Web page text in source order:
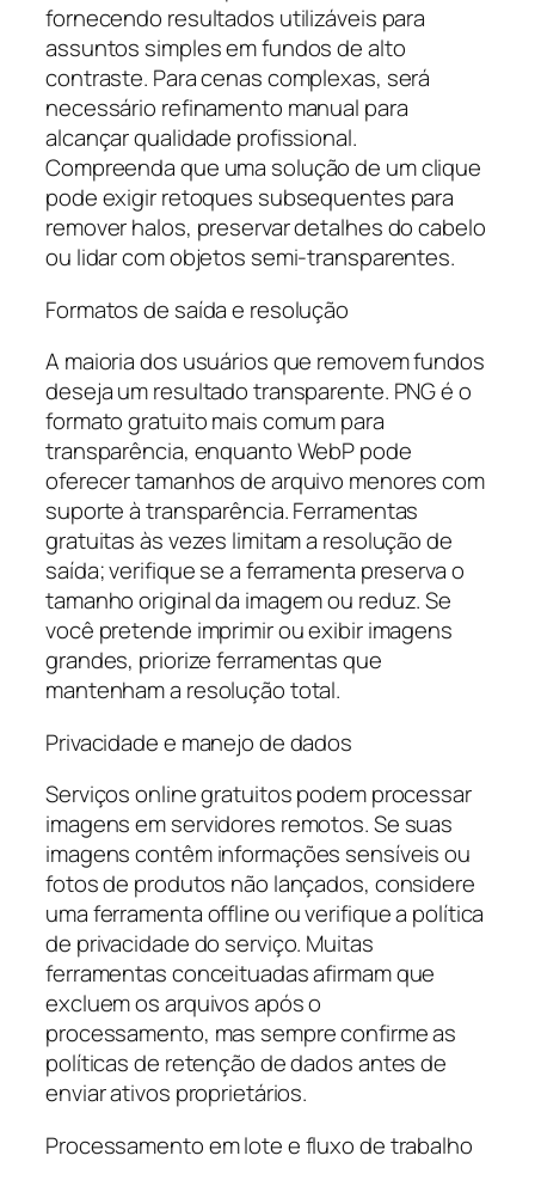
fornecendo resultados utilizáveis para
assuntos simples em fundos de alto
contraste. Para cenas complexas, será
necessário refinamento manual para
alcançar qualidade profissional.
Compreenda que uma solução de um clique
pode exigir retoques subsequentes para
remover halos, preservar detalhes do cabelo
ou lidar com objetos semi-transparentes.
Formatos de saída e resolução
A maioria dos usuários que removem fundos
deseja um resultado transparente. PNG é o
formato gratuito mais comum para
transparência, enquanto WebP pode
oferecer tamanhos de arquivo menores com
suporte à transparência. Ferramentas
gratuitas às vezes limitam a resolução de
saída; verifique se a ferramenta preserva o
tamanho original da imagem ou reduz. Se
você pretende imprimir ou exibir imagens
grandes, priorize ferramentas que
mantenham a resolução total.
Privacidade e manejo de dados
Serviços online gratuitos podem processar
imagens em servidores remotos. Se suas
imagens contêm informações sensíveis ou
fotos de produtos não lançados, considere
uma ferramenta offline ou verifique a política
de privacidade do serviço. Muitas
ferramentas conceituadas afirmam que
excluem os arquivos após o
processamento, mas sempre confirme as
políticas de retenção de dados antes de
enviar ativos proprietários.
Processamento em lote e fluxo de trabalho